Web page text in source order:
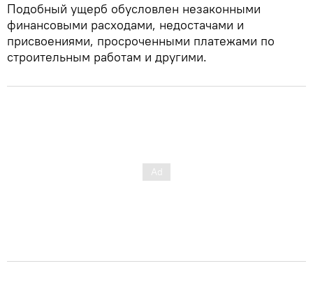
Подобный ущерб обусловлен незаконными
финансовыми расходами, недостачами и
присвоениями, просроченными платежами по
строительным работам и другими.